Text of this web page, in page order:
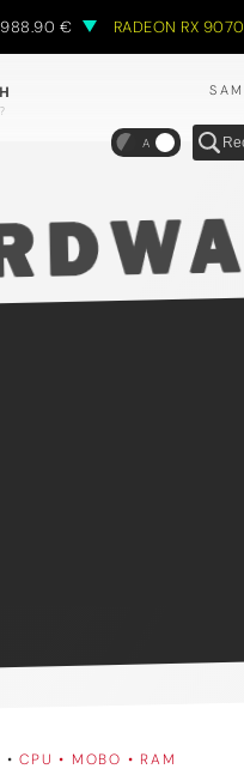
€ RADEON RX 9070
A
•CPU • MOBO • RAM